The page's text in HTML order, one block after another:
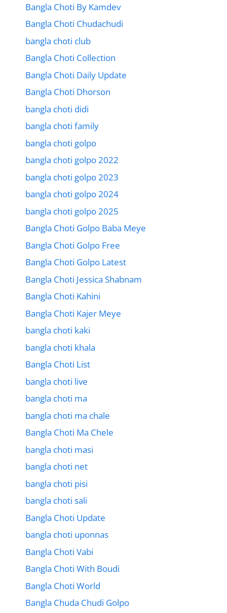
Bangla Choti By Kamdev
Bangla Choti Chudachudi
bangla choti club
Bangla Choti Collection
Bangla Choti Daily Update
Bangla Choti Dhorson
bangla choti didi
bangla choti family
bangla choti golpo
bangla choti golpo 2022
bangla choti golpo 2023
bangla choti golpo 2024
bangla choti golpo 2025
Bangla Choti Golpo Baba Meye
Bangla Choti Golpo Free
Bangla Choti Golpo Latest
Bangla Choti Jessica Shabnam
Bangla Choti Kahini
Bangla Choti Kajer Meye
bangla choti kaki
bangla choti khala
Bangla Choti List
bangla choti live
bangla choti ma
bangla choti ma chale
Bangla Choti Ma Chele
bangla choti masi
bangla choti net
bangla choti pisi
bangla choti sali
Bangla Choti Update
bangla choti uponnas
Bangla Choti Vabi
Bangla Choti With Boudi
Bangla Choti World
Bangla Chuda Chudi Golpo